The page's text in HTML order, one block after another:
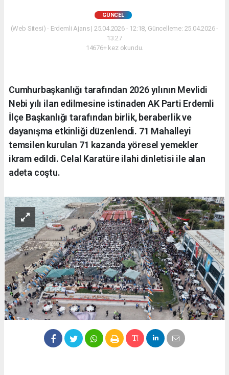
GÜNCEL
(Web Sitesi) - Erdemli Ajans | 25.04.2026 - 12:18, Güncelleme: 25.04.2026 -
13:27
14676+ kez okundu.
Cumhurbaşkanlığı tarafından 2026 yılının Mevlidi
Nebi yılı ilan edilmesine istinaden AK Parti Erdemli
İlçe Başkanlığı tarafından birlik, beraberlik ve
dayanışma etkinliği düzenlendi. 71 Mahalleyi
temsilen kurulan 71 kazanda yöresel yemekler
ikram edildi. Celal Karatüre ilahi dinletisi ile alan
adeta coştu.